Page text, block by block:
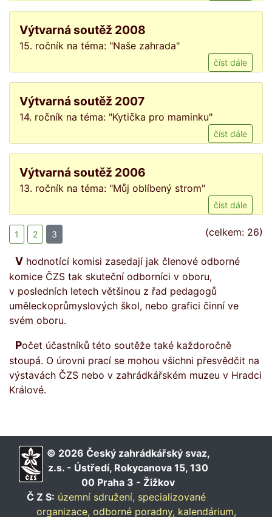
Výtvarná soutěž 2008
15. ročník na téma: "Naše zahrada"
číst dále
Výtvarná soutěž 2007
14. ročník na téma: "Kytička pro maminku"
číst dále
Výtvarná soutěž 2006
13. ročník na téma: "Můj oblíbený strom"
číst dále
1 2 3 (celkem: 26)
V hodnotící komisi zasedají jak členové odborné
komice ČZS tak skuteční odborníci v oboru,
v posledních letech většinou z řad pedagogů
uměleckoprůmyslových škol, nebo grafici činní ve
svém oboru.
Počet účastníků této soutěže také každoročně
stoupá. O úrovni prací se mohou všichni přesvědčit na
výstavách ČZS nebo v zahrádkářském muzeu v Hradci
Králové.
© 2026 Český zahrádkářský svaz,
z.s. - Ústředí, Rokycanova 15, 130
00 Praha 3 - Žižkov
Č Z S: územní sdružení, specializované
organizace, odborné poradny, kalendárium,